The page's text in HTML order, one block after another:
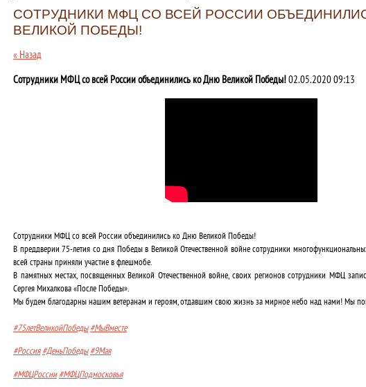
СОТРУДНИКИ МФЦ СО ВСЕЙ РОССИИ
ВЕЛИКОЙ ПОБЕДЫ!
« Назад
Сотрудники МФЦ со всей России объединились ко Дню Великой Победы!02.05.2020 09:13
Сотрудники МФЦ со всей России объединились ко Дню Великой Победы!
В преддверии 75-летия со дня Победы в Великой Отечественной войне сотрудники
всей страны приняли участие в флешмобе.
В памятных местах, посвященных Великой Отечественной войне, своих регионов сотрудники МФЦ
Сергея Михалкова «После Победы».
Мы будем благодарны нашим ветеранам и героям, отдавшим свою жизнь за мирное небо над нами! Мы
#75летВеликойПобеды #МыВместе
#Россия #ДеньПобеды #9Мая
#МФЦРоссии #МФЦПодмосковья